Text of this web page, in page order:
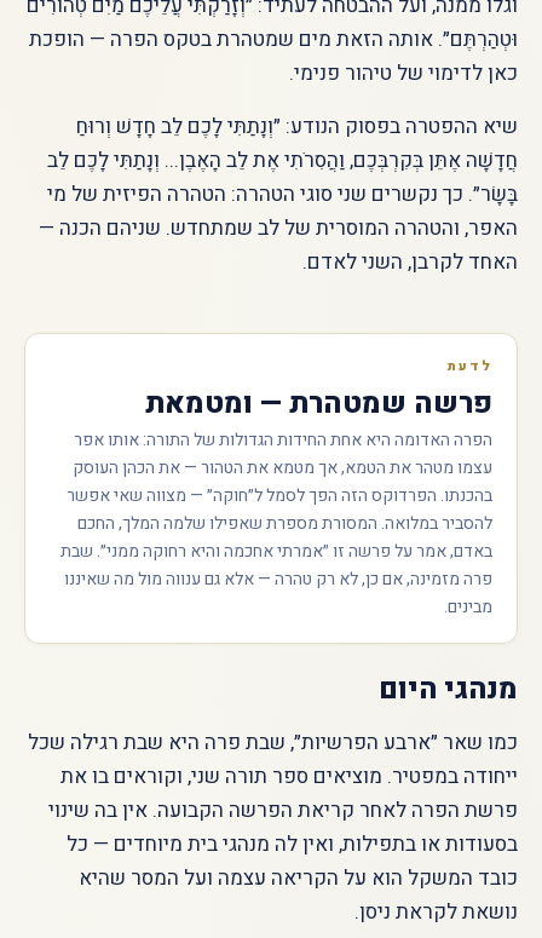
וּטְהַרְתֶּם״. אותה הזאת מים שמטהרת בטקס הפרה — הופכת
כאן לדימוי של טיהור פנימי.
שיא ההפטרה בפסוק הנודע: ״וְנָתַתִּי לָכֶם לֵב חָדָשׁ וְרוּחַ
חֲדָשָׁה אֶתֵּן בְּקִרְבְּכֶם, וַהֲסִרֹתִי אֶת לֵב הָאֶבֶן... וְנָתַתִּי לָכֶם לֵב
בָּשָׂר״. כך נקשרים שני סוגי הטהרה: הטהרה הפיזית של מי
האפר, והטהרה המוסרית של לב שמתחדש. שניהם הכנה —
האחד לקרבן, השני לאדם.
לדעת
פרשה שמטהרת — ומטמאת
הפרה האדומה היא אחת החידות הגדולות של התורה: אותו אפר
עצמו מטהר את הטמא, אך מטמא את הטהור — את הכהן העוסק
בהכנתו. הפרדוקס הזה הפך לסמל ל״חוקה״ — מצווה שאי אפשר
להסביר במלואה. המסורת מספרת שאפילו שלמה המלך, החכם
באדם, אמר על פרשה זו ״אמרתי אחכמה והיא רחוקה ממני״. שבת
פרה מזמינה, אם כן, לא רק טהרה — אלא גם ענווה מול מה שאיננו
מבינים.
מנהגי היום
כמו שאר ״ארבע הפרשיות״, שבת פרה היא שבת רגילה שכל
ייחודה במפטיר. מוציאים ספר תורה שני, וקוראים בו את
פרשת הפרה לאחר קריאת הפרשה הקבועה. אין בה שינוי
בסעודות או בתפילות, ואין לה מנהגי בית מיוחדים — כל
כובד המשקל הוא על הקריאה עצמה ועל המסר שהיא
נושאת לקראת ניסן.